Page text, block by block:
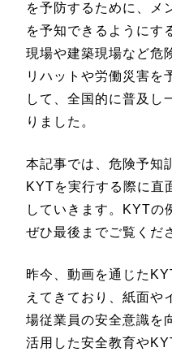
を予防するために、メ
を予知できるようにす
現場や建築現場など危
リハットや労働災害を
して、全国的に普及し
りました。
本記事では、危険予知
KYTを実行する際に直
していきます。KYTの
ぜひ最後までご覧くだ
昨今、動画を通じた
えてきており、紙面や
場従業員の安全意識を
活用した安全教育や